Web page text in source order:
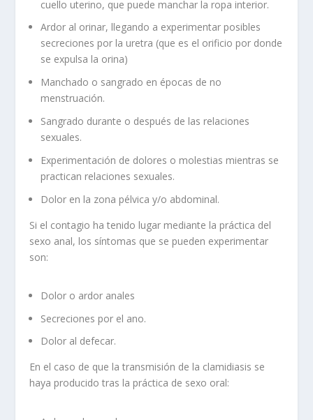
cuello uterino, que puede manchar la ropa interior.
Ardor al orinar, llegando a experimentar posibles
secreciones por la uretra (que es el orificio por donde
se expulsa la orina)
Manchado o sangrado en épocas de no
menstruación.
Sangrado durante o después de las relaciones
sexuales.
Experimentación de dolores o molestias mientras se
practican relaciones sexuales.
Dolor en la zona pélvica y/o abdominal.
Si el contagio ha tenido lugar mediante la práctica del
sexo anal, los síntomas que se pueden experimentar
son:
Dolor o ardor anales
Secreciones por el ano.
Dolor al defecar.
En el caso de que la transmisión de la clamidiasis se
haya producido tras la práctica de sexo oral: